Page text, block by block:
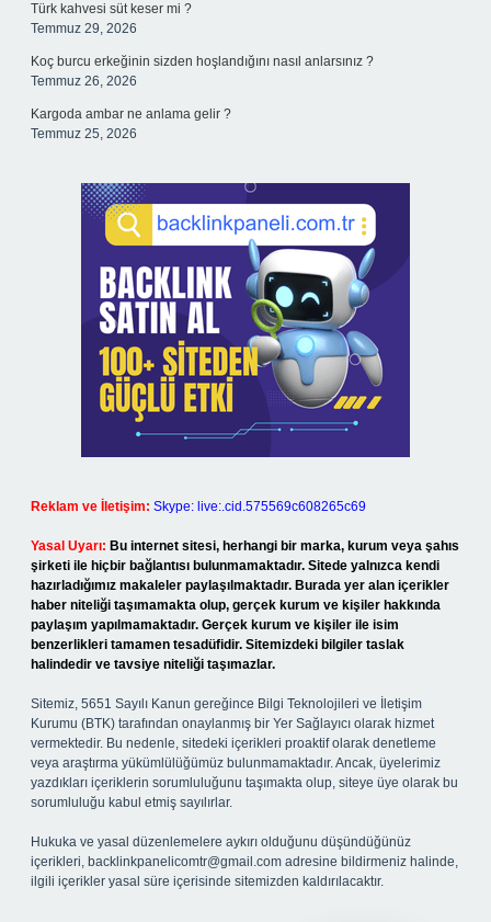
Türk kahvesi süt keser mi ?
Temmuz 29, 2026
Koç burcu erkeğinin sizden hoşlandığını nasıl anlarsınız ?
Temmuz 26, 2026
Kargoda ambar ne anlama gelir ?
Temmuz 25, 2026
Reklam ve İletişim: Skype: live:.cid.575569c608265c69
Yasal Uyarı: Bu internet sitesi, herhangi bir marka, kurum veya şahıs
şirketi ile hiçbir bağlantısı bulunmamaktadır. Sitede yalnızca kendi
hazırladığımız makaleler paylaşılmaktadır. Burada yer alan içerikler
haber niteliği taşımamakta olup, gerçek kurum ve kişiler hakkında
paylaşım yapılmamaktadır. Gerçek kurum ve kişiler ile isim
benzerlikleri tamamen tesadüfidir. Sitemizdeki bilgiler taslak
halindedir ve tavsiye niteliği taşımazlar.
Sitemiz, 5651 Sayılı Kanun gereğince Bilgi Teknolojileri ve İletişim
Kurumu (BTK) tarafından onaylanmış bir Yer Sağlayıcı olarak hizmet
vermektedir. Bu nedenle, sitedeki içerikleri proaktif olarak denetleme
veya araştırma yükümlülüğümüz bulunmamaktadır. Ancak, üyelerimiz
yazdıkları içeriklerin sorumluluğunu taşımakta olup, siteye üye olarak bu
sorumluluğu kabul etmiş sayılırlar.
Hukuka ve yasal düzenlemelere aykırı olduğunu düşündüğünüz
içerikleri, backlinkpanelicomtr@gmail.com adresine bildirmeniz halinde,
ilgili içerikler yasal süre içerisinde sitemizden kaldırılacaktır.